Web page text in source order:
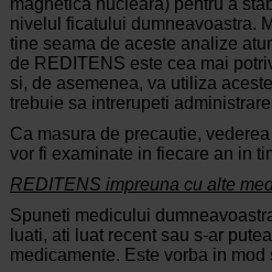
magnetica nucleara) pentru a
nivelul ficatului dumneavoastra.
tine seama de aceste analize
de REDITENS este cea mai
si, de asemenea, va utiliza
trebuie sa intrerupeti
Ca masura de precautie,
vor fi examinate in fiecare an in
REDITENS impreuna cu alte
Spuneti medicului
luati, ati luat recent sau s-ar
medicamente. Este vorba in mod